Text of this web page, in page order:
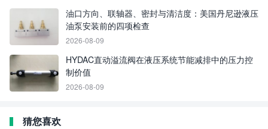
油口方向、联轴器、密封与清洁度：美国丹尼逊液压
油泵安装前的四项检查
2026-08-09
HYDAC直动溢流阀在液压系统节能减排中的压力控
制价值
2026-08-09
猜您喜欢